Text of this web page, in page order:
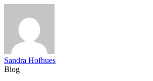
Sandra Hofhues
Blog